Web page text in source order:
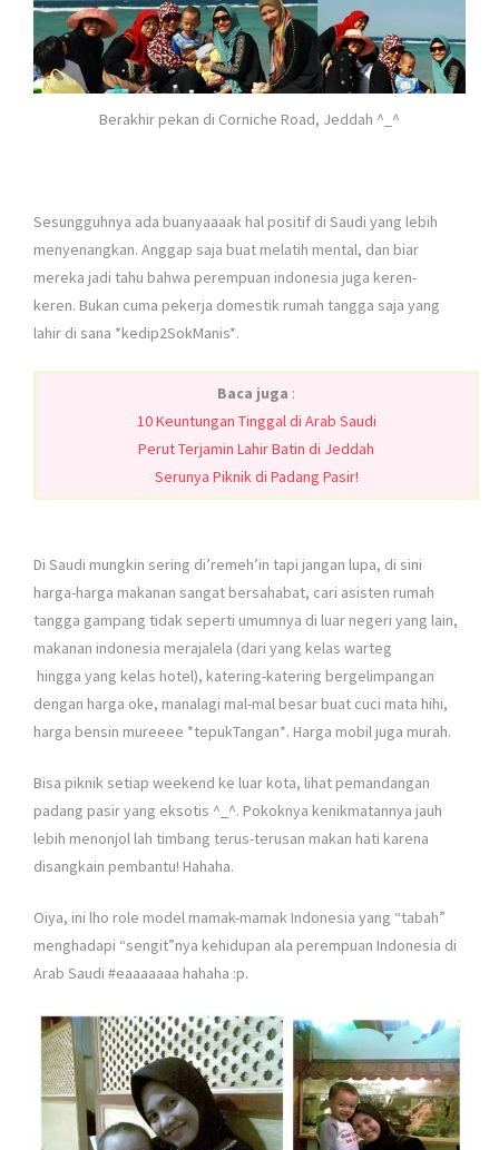
Berakhir pekan di Corniche Road, Jeddah ^_^
Sesungguhnya ada buanyaaaak hal positif di Saudi yang lebih
menyenangkan. Anggap saja buat melatih mental, dan biar
mereka jadi tahu bahwa perempuan indonesia juga keren-
keren. Bukan cuma pekerja domestik rumah tangga saja yang
lahir di sana *kedip2SokManis*.
Baca juga :
10 Keuntungan Tinggal di Arab Saudi
Perut Terjamin Lahir Batin di Jeddah
Serunya Piknik di Padang Pasir!
Di Saudi mungkin sering di’remeh’in tapi jangan lupa, di sini
harga-harga makanan sangat bersahabat, cari asisten rumah
tangga gampang tidak seperti umumnya di luar negeri yang lain,
makanan indonesia merajalela (dari yang kelas warteg
hingga yang kelas hotel), katering-katering bergelimpangan
dengan harga oke, manalagi mal-mal besar buat cuci mata hihi,
harga bensin mureeee *tepukTangan*. Harga mobil juga murah.
Bisa piknik setiap weekend ke luar kota, lihat pemandangan
padang pasir yang eksotis ^_^. Pokoknya kenikmatannya jauh
lebih menonjol lah timbang terus-terusan makan hati karena
disangkain pembantu! Hahaha.
Oiya, ini lho role model mamak-mamak Indonesia yang “tabah”
menghadapi “sengit”nya kehidupan ala perempuan Indonesia di
Arab Saudi #eaaaaaaa hahaha :p.